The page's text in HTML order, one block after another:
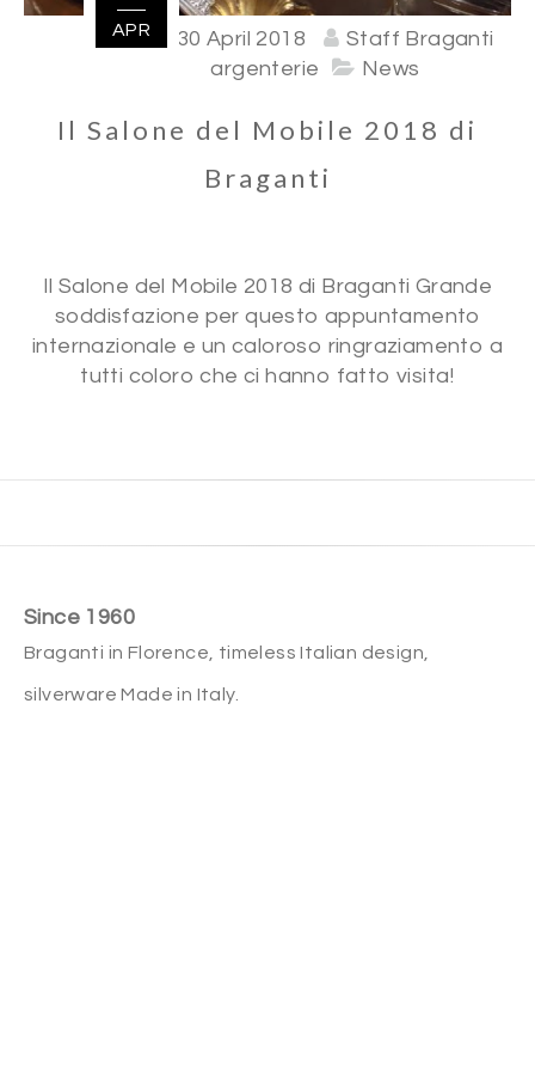
APR 30 April 2018
Staff Braganti
argenterie
News
Il Salone del Mobile 2018 di
Braganti
Il Salone del Mobile 2018 di Braganti Grande
soddisfazione per questo appuntamento
internazionale e un caloroso ringraziamento a
tutti coloro che ci hanno fatto visita!
Since 1960
Braganti in Florence, timeless Italian design,
silverware Made in Italy.